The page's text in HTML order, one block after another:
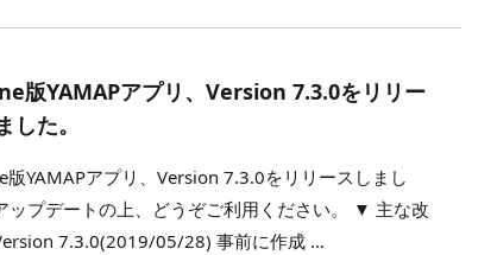
版YAMAPアプリ、Version 7.3.0をリリー
した。
版YAMAPアプリ、Version 7.3.0をリリースしまし
ップデートの上、どうぞご利用ください。 ▼ 主な改
7.3.0(2019/05/28) 事前に作成 …